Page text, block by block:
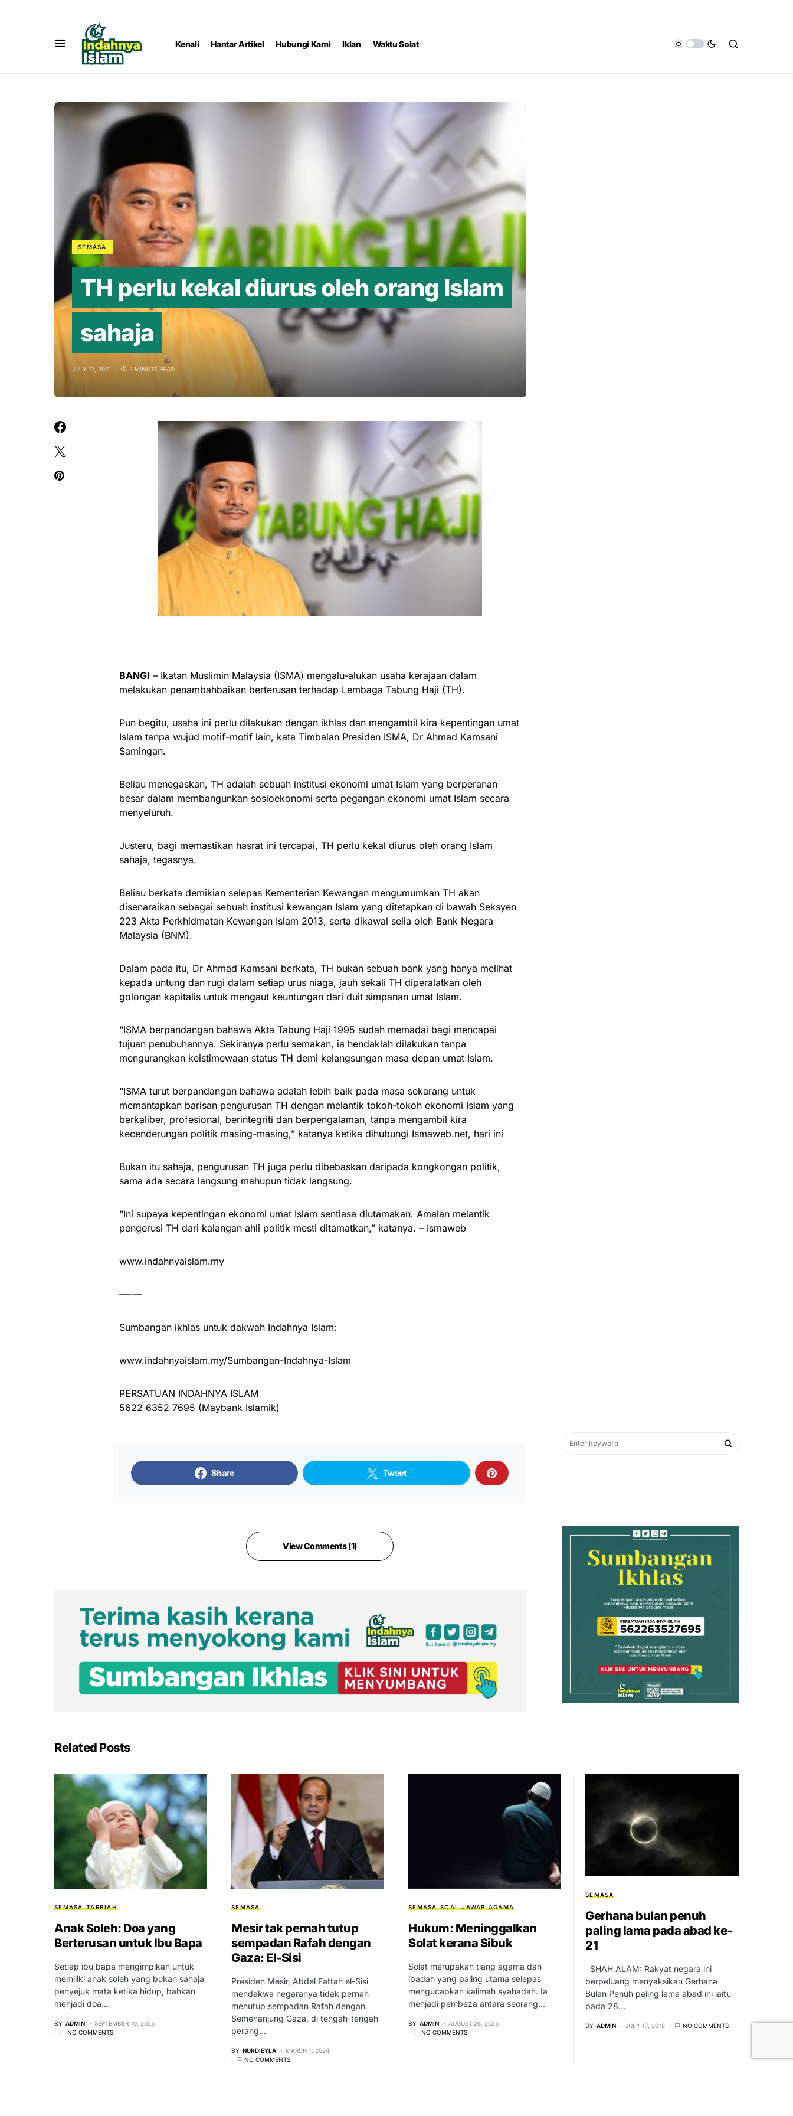
Kenali Hantar Artikel Hubungi Kami Iklan Waktu Solat
SEMASA
TH perlu kekal diurus oleh orang Islam
sahaja
JULY 17, 2021 2 MINUTE READ
BANGI – Ikatan Muslimin Malaysia (ISMA) mengalu-alukan usaha kerajaan dalam
melakukan penambahbaikan berterusan terhadap Lembaga Tabung Haji (TH).
Pun begitu, usaha ini perlu dilakukan dengan ikhlas dan mengambil kira kepentingan umat
Islam tanpa wujud motif-motif lain, kata Timbalan Presiden ISMA, Dr Ahmad Kamsani
Samingan.
Beliau menegaskan, TH adalah sebuah institusi ekonomi umat Islam yang berperanan
besar dalam membangunkan sosioekonomi serta pegangan ekonomi umat Islam secara
menyeluruh.
Justeru, bagi memastikan hasrat ini tercapai, TH perlu kekal diurus oleh orang Islam
sahaja, tegasnya.
Beliau berkata demikian selepas Kementerian Kewangan mengumumkan TH akan
disenaraikan sebagai sebuah institusi kewangan Islam yang ditetapkan di bawah Seksyen
223 Akta Perkhidmatan Kewangan Islam 2013, serta dikawal selia oleh Bank Negara
Malaysia (BNM).
Dalam pada itu, Dr Ahmad Kamsani berkata, TH bukan sebuah bank yang hanya melihat
kepada untung dan rugi dalam setiap urus niaga, jauh sekali TH diperalatkan oleh
golongan kapitalis untuk mengaut keuntungan dari duit simpanan umat Islam.
“ISMA berpandangan bahawa Akta Tabung Haji 1995 sudah memadai bagi mencapai
tujuan penubuhannya. Sekiranya perlu semakan, ia hendaklah dilakukan tanpa
mengurangkan keistimewaan status TH demi kelangsungan masa depan umat Islam.
“ISMA turut berpandangan bahawa adalah lebih baik pada masa sekarang untuk
memantapkan barisan pengurusan TH dengan melantik tokoh-tokoh ekonomi Islam yang
berkaliber, profesional, berintegriti dan berpengalaman, tanpa mengambil kira
kecenderungan politik masing-masing,” katanya ketika dihubungi Ismaweb.net, hari ini
Bukan itu sahaja, pengurusan TH juga perlu dibebaskan daripada kongkongan politik,
sama ada secara langsung mahupun tidak langsung.
“Ini supaya kepentingan ekonomi umat Islam sentiasa diutamakan. Amalan melantik
pengerusi TH dari kalangan ahli politik mesti ditamatkan,” katanya. – Ismaweb
www.indahnyaislam.my
—-—
Sumbangan ikhlas untuk dakwah Indahnya Islam:
www.indahnyaislam.my/Sumbangan-Indahnya-Islam
PERSATUAN INDAHNYA ISLAM
5622 6352 7695 (Maybank Islamik)
Share Tweet
View Comments (1)
Related Posts
SEMASA TARBIAH
Anak Soleh: Doa yang
Berterusan untuk Ibu Bapa
Setiap ibu bapa mengimpikan untuk
memiliki anak soleh yang bukan sahaja
penyejuk mata ketika hidup, bahkan
menjadi doa…
BY ADMIN
SEPTEMBER 10, 2025
NO COMMENTS
SEMASA
Mesir tak pernah tutup
sempadan Rafah dengan
Gaza: El-Sisi
Presiden Mesir, Abdel Fattah el-Sisi
mendakwa negaranya tidak pernah
menutup sempadan Rafah dengan
Semenanjung Gaza, di tengah-tengah
perang…
BY NURDIEYLA
MARCH 1, 2024
NO COMMENTS
SEMASA SOAL JAWAB AGAMA
Hukum: Meninggalkan
Solat kerana Sibuk
Solat merupakan tiang agama dan
ibadah yang paling utama selepas
mengucapkan kalimah syahadah. Ia
menjadi pembeza antara seorang…
BY ADMIN
AUGUST 26, 2025
NO COMMENTS
SEMASA
Gerhana bulan penuh
paling lama pada abad ke-
21
SHAH ALAM: Rakyat negara ini
berpeluang menyaksikan Gerhana
Bulan Penuh paling lama abad ini iaitu
pada 28…
BY ADMIN JULY 17, 2018 NO COMMENTS